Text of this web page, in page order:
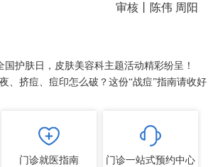
审核丨陈伟 周阳
国护肤日，皮肤美容科主题活动精彩纷呈！
、挤痘、痘印怎么破？这份“战痘”指南请收好
门诊就医指南 门诊一站式预约中心